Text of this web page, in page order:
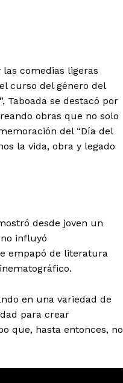
comedias ligeras
curso del género del
Taboada se destacó por
obras que no solo
del “Día del
la vida, obra y legado
desde joven un
influyó
empapó de literatura
en una variedad de
para crear
que, hasta entonces, no